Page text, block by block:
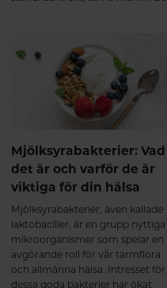
och sinne vid: Stress och
utmattning Oro och
sömnproblem Hormonell
obalans Nedsatt libido Produkten
är lika effektiv för både kvinnor
och män. Hur fungerar KSM66
GOLD? Samverkande extrakt för
ökad effekt. KSM66, saffran och
med samma mål: att återställa
emotionell balans, energi och
hormonell stabilitet. Mer ork och
inre lugn Ashwagandha (KSM66)
stärker kroppens motståndskraft
mot stress och bidrar till
normalisering av kortisolnivåer.
Mjölksyrabakterier: Vad
det är och varför de är
viktiga för din hälsa
Mjölksyrabakterier, även kallade
laktobaciller, är en grupp nyttiga
mikroorganismer som spelar en
avgörande roll för vår tarmflora
och allmänna hälsa. Intresset för
dessa goda bakterier har ökat